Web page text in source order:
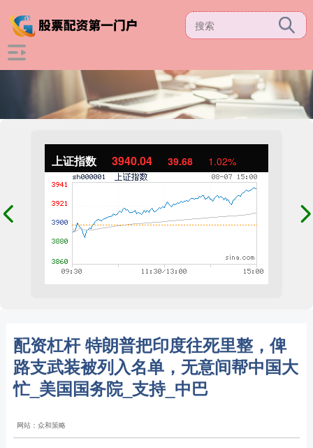
上证指数 3940.04 39.68 1.02%
配资杠杆 特朗普把印度往死里整，俾
路支武装被列入名单，无意间帮中国大
忙_美国国务院_支持_中巴
网站：众和策略